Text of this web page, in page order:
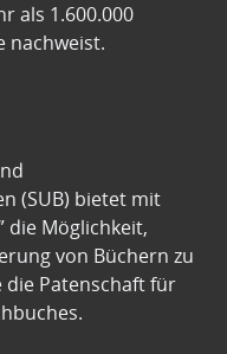
als 1.600.000
nachweist.
(SUB) bietet mit
die Möglichkeit,
von Büchern zu
Patenschaft für